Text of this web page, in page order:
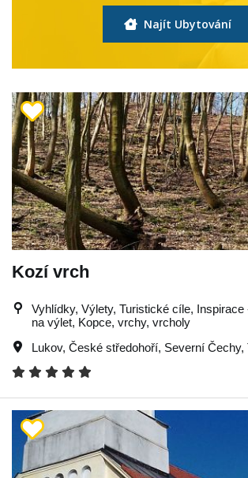
Najít Ubytování
Kozí vrch
Vyhlídky, Výlety, Turistické cíle, Inspirace
na výlet, Kopce, vrchy, vrcholy
Lukov, České středohoří, Severní Čechy,